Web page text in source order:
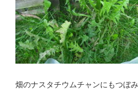
畑のナスタチウムチャンにもつぼ